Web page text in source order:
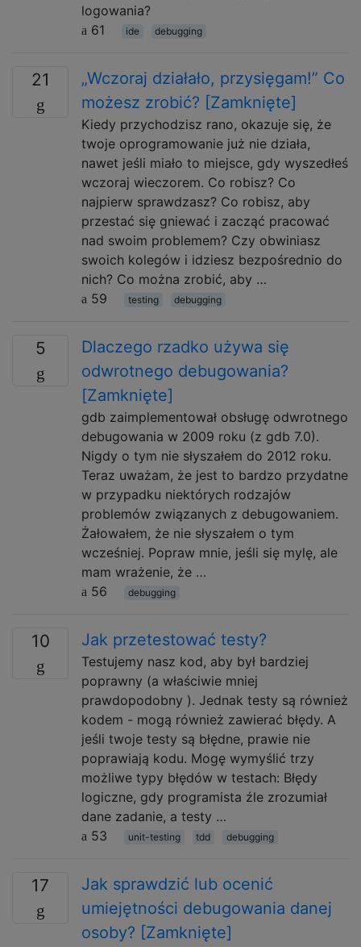
logowania?
61
ide debugging
21
„Wczoraj działało, przysięgam!” Co
możesz zrobić? [Zamknięte]
Kiedy przychodzisz rano, okazuje się, że
twoje oprogramowanie już nie działa,
nawet jeśli miało to miejsce, gdy wyszedłeś
wczoraj wieczorem. Co robisz? Co
najpierw sprawdzasz? Co robisz, aby
przestać się gniewać i zacząć pracować
nad swoim problemem? Czy obwiniasz
swoich kolegów i idziesz bezpośrednio do
nich? Co można zrobić, aby …
59
testing debugging
5
Dlaczego rzadko używa się
odwrotnego debugowania?
[Zamknięte]
gdb zaimplementował obsługę odwrotnego
debugowania w 2009 roku (z gdb 7.0).
Nigdy o tym nie słyszałem do 2012 roku.
Teraz uważam, że jest to bardzo przydatne
w przypadku niektórych rodzajów
problemów związanych z debugowaniem.
Żałowałem, że nie słyszałem o tym
wcześniej. Popraw mnie, jeśli się mylę, ale
mam wrażenie, że …
56
debugging
10 Jak przetestować testy?
Testujemy nasz kod, aby był bardziej
poprawny (a właściwie mniej
prawdopodobny ). Jednak testy są również
kodem - mogą również zawierać błędy. A
jeśli twoje testy są błędne, prawie nie
poprawiają kodu. Mogę wymyślić trzy
możliwe typy błędów w testach: Błędy
logiczne, gdy programista źle zrozumiał
dane zadanie, a testy …
53
unit-testing tdd debugging
17
Jak sprawdzić lub ocenić
umiejętności debugowania danej
osoby? [Zamknięte]